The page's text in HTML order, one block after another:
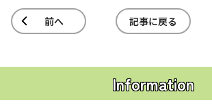
前へ 記事に戻る
Information